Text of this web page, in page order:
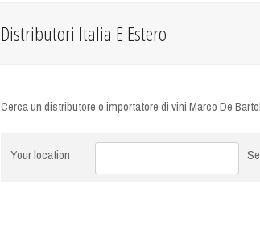
Distributori Italia E Estero
Cerca un distributore o importatore di vini Marco De
Your location